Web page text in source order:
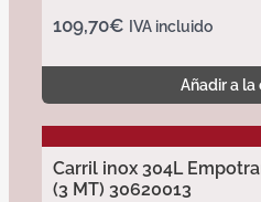
109,70€ IVA incluido
Añadir a la
Carril inox 304L
(3 MT) 30620013